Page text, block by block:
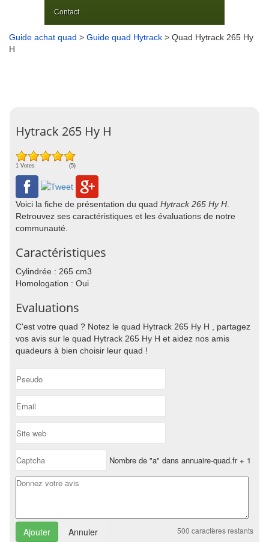
Contact
Guide achat quad > Guide quad Hytrack > Quad Hytrack 265 Hy
H
Hytrack 265 Hy H
1 Votes (5)
Voici la fiche de présentation du quad Hytrack 265 Hy H
Retrouvez ses caractéristiques et les évaluations de notre
communauté.
Caractéristiques
Cylindrée : 265 cm3
Homologation : Oui
Evaluations
C'est votre quad ? Notez le quad Hytrack 265 Hy H , partagez
vos avis sur le quad Hytrack 265 Hy H et aidez nos amis
quadeurs à bien choisir leur quad !
Nombre de "a" dans annuaire-quad.fr + 1
Annuler 500 caractères restants